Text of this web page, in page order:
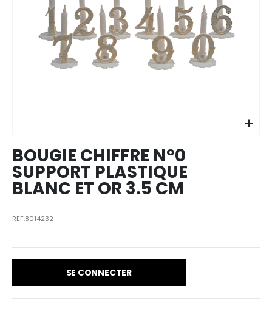
images
gallery
BOUGIE CHIFFRE N°0
SUPPORT PLASTIQUE
BLANC ET OR 3.5 CM
REF.8014232
SE CONNECTER